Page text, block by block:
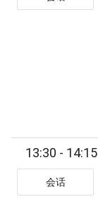
13:30 - 14:15
会话